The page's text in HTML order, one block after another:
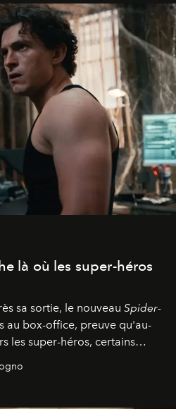
là où les super-héros
sa sortie, le nouveau Spider-
au box-office, preuve qu'au-
les super-héros, certains